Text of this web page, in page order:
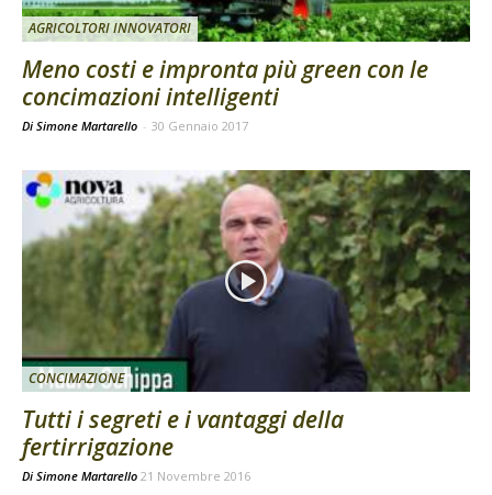
AGRICOLTORI INNOVATORI
Meno costi e impronta più green con le
concimazioni intelligenti
Di Simone Martarello - 30 Gennaio 2017
CONCIMAZIONE
Tutti i segreti e i vantaggi della
fertirrigazione
Di Simone Martarello 21 Novembre 2016